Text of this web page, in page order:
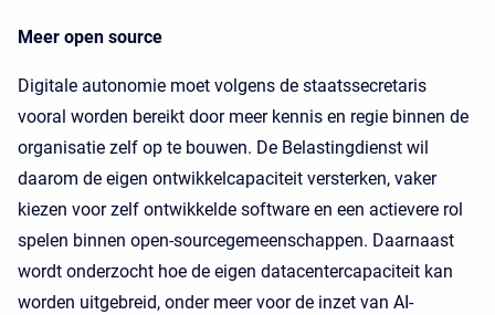
Meer open source
Digitale autonomie moet volgens de staatssecretaris
vooral worden bereikt door meer kennis en regie binnen de
organisatie zelf op te bouwen. De Belastingdienst wil
daarom de eigen ontwikkelcapaciteit versterken, vaker
kiezen voor zelf ontwikkelde software en een actievere rol
spelen binnen open-sourcegemeenschappen. Daarnaast
wordt onderzocht hoe de eigen datacentercapaciteit kan
worden uitgebreid, onder meer voor de inzet van AI-